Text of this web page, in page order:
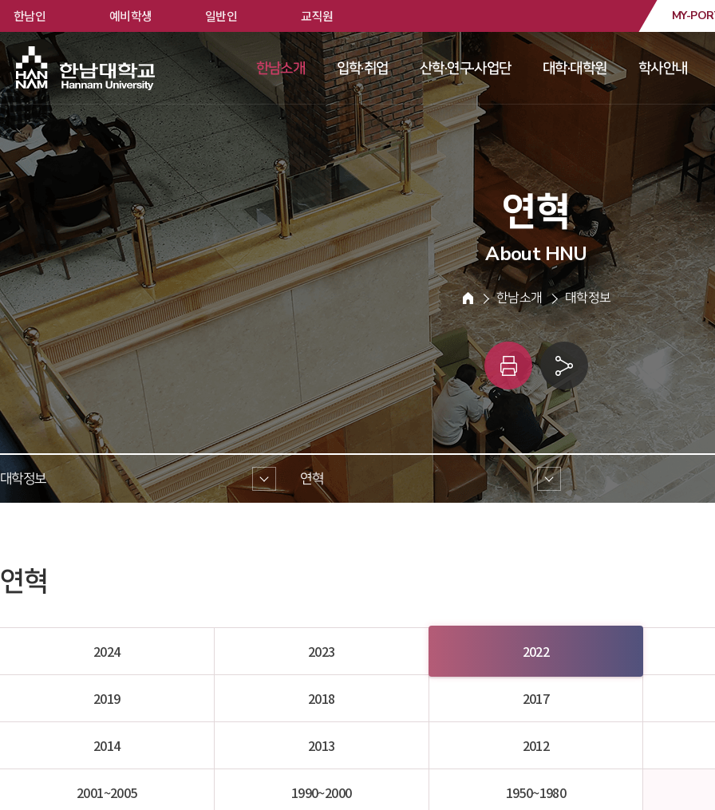
한남대학교
MY-
한남소개 입학·취업 산학·연구·사업단 대학·대학원 학사안내
연혁
About HNU
HOME
한남소개 대학정보
쇄
링
크
공유
대학정보 연혁
연혁
2024 2023 2022
2019 2018 2017
2014 2013 2012
2001~2005 1990~2000 1950~1980
한남인 예비학생 일반인 교직원